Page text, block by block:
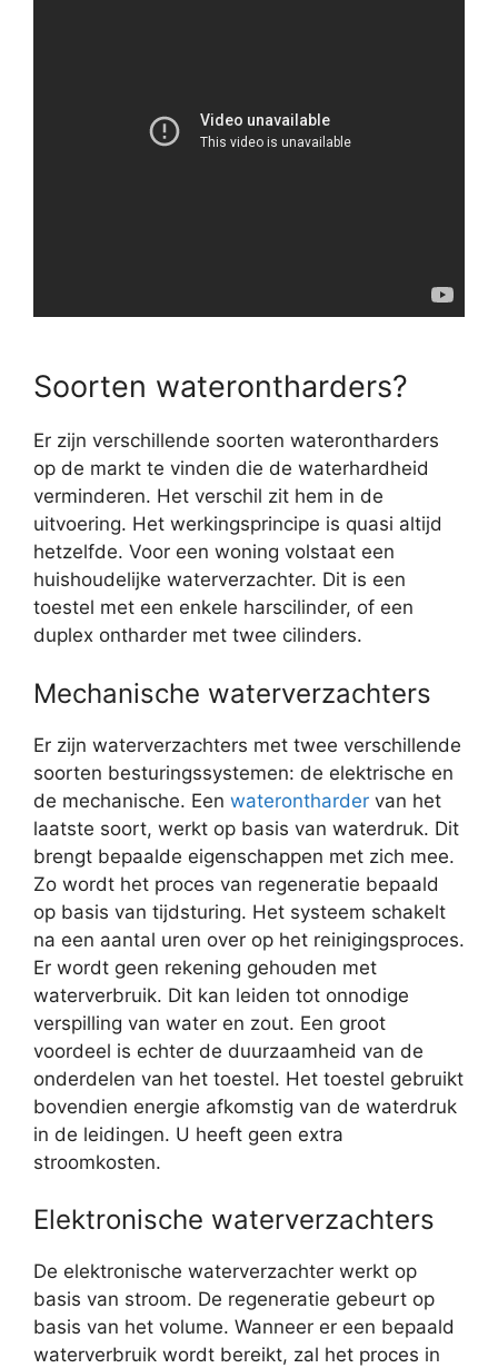
Soorten waterontharders?
Er zijn verschillende soorten waterontharders
op de markt te vinden die de waterhardheid
verminderen. Het verschil zit hem in de
uitvoering. Het werkingsprincipe is quasi altijd
hetzelfde. Voor een woning volstaat een
huishoudelijke waterverzachter. Dit is een
toestel met een enkele harscilinder, of een
duplex ontharder met twee cilinders.
Mechanische waterverzachters
Er zijn waterverzachters met twee verschillende
soorten besturingssystemen: de elektrische en
de mechanische. Een waterontharder van het
laatste soort, werkt op basis van waterdruk. Dit
brengt bepaalde eigenschappen met zich mee.
Zo wordt het proces van regeneratie bepaald
op basis van tijdsturing. Het systeem schakelt
na een aantal uren over op het reinigingsproces.
Er wordt geen rekening gehouden met
waterverbruik. Dit kan leiden tot onnodige
verspilling van water en zout. Een groot
voordeel is echter de duurzaamheid van de
onderdelen van het toestel. Het toestel gebruikt
bovendien energie afkomstig van de waterdruk
in de leidingen. U heeft geen extra
stroomkosten.
Elektronische waterverzachters
De elektronische waterverzachter werkt op
basis van stroom. De regeneratie gebeurt op
basis van het volume. Wanneer er een bepaald
waterverbruik wordt bereikt, zal het proces in